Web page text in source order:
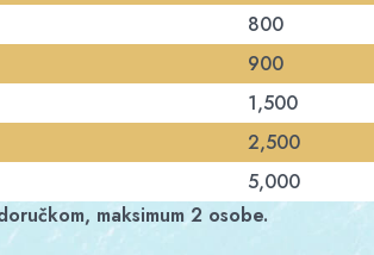
800
900
1,500
2,500
5,000
maksimum 2 osobe.